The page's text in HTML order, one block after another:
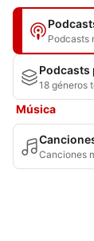
Podcasts
Podcasts
18 géneros
Música
Canciones